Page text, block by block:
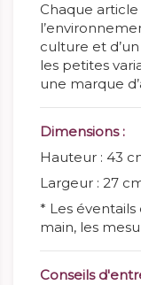
Chaque
culture et
les petites
une marque
Dimensions :
Hauteur : 43
Largeur : 27
* Les
main, les
Conseils